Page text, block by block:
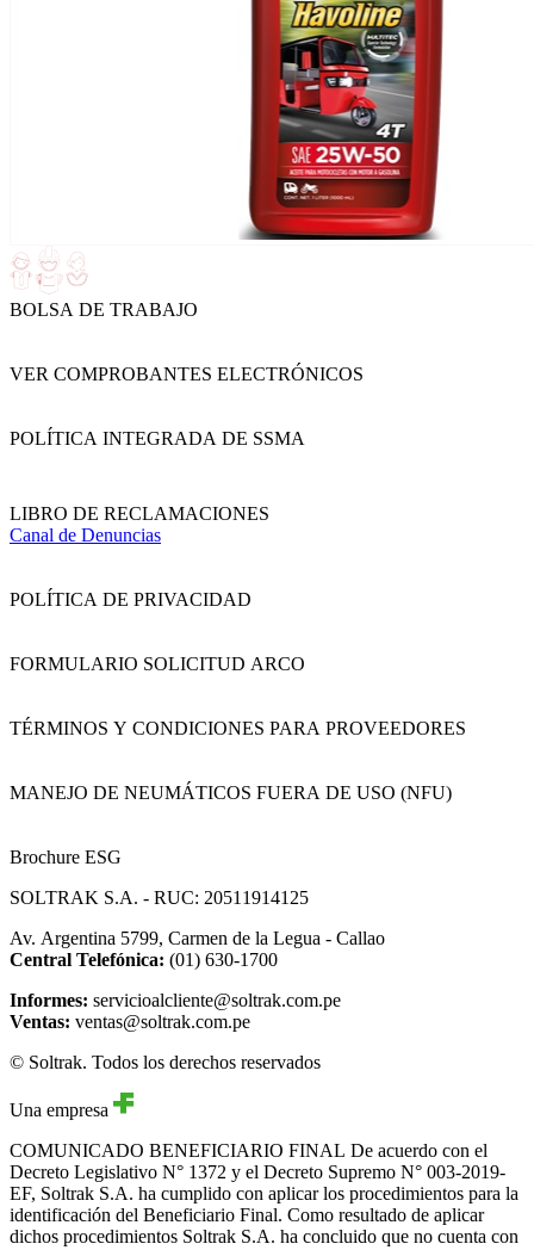
BOLSA DE TRABAJO
VER COMPROBANTES ELECTRÓNICOS
POLÍTICA INTEGRADA DE SSMA
LIBRO DE RECLAMACIONES
Canal de Denuncias
POLÍTICA DE PRIVACIDAD
FORMULARIO SOLICITUD ARCO
TÉRMINOS Y CONDICIONES PARA PROVEEDORES
MANEJO DE NEUMÁTICOS FUERA DE USO (NFU)
Brochure ESG
SOLTRAK S.A. - RUC: 20511914125
Av. Argentina 5799, Carmen de la Legua - Callao
Central Telefónica: (01) 630-1700
Informes: servicioalcliente@soltrak.com.pe
Ventas: ventas@soltrak.com.pe
© Soltrak. Todos los derechos reservados
Una empresa
COMUNICADO BENEFICIARIO FINAL
Decreto Legislativo N° 1372 y el Decreto Supremo N° 003-2019-
EF, Soltrak S.A. ha cumplido con aplicar los procedimientos para la
identificación del Beneficiario Final. Como resultado de aplicar
dichos procedimientos Soltrak S.A. ha concluido que no cuenta con